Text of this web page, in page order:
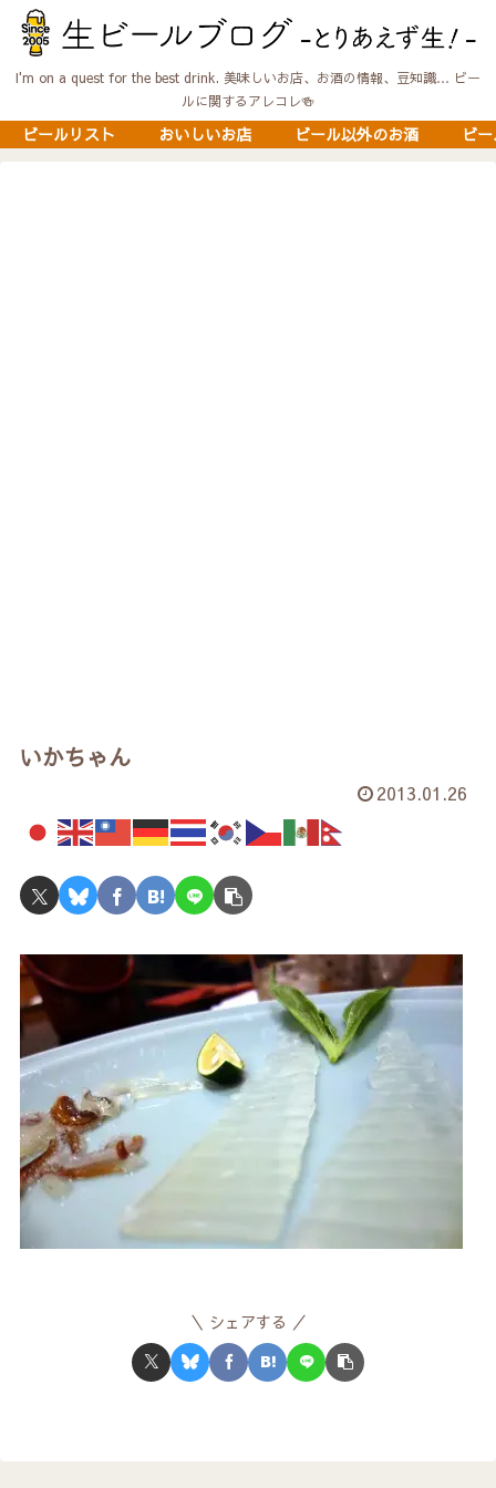
I'm on a quest for the best drink. 美味しいお店、お酒の情報、豆知識… ビー
ルに関するアレコレ🍻
ビールリスト おいしいお店 ビール以外のお酒 ビ
いかちゃん
2013.01.26
シェアする